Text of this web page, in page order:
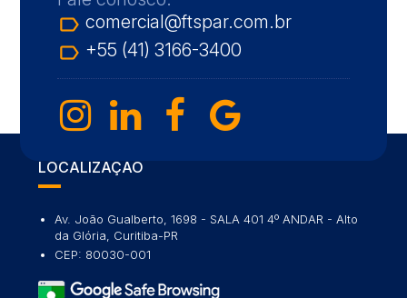
label_outline comercial@ftspar.com.br
label_outline +55 (41) 3166-3400
LOCALIZAÇÃO
Av. João Gualberto, 1698 - SALA 401 4º ANDAR - Alto
da Glória, Curitiba-PR
CEP: 80030-001